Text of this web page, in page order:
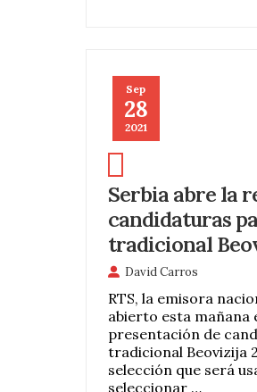
Sep
28
2021
Serbia abre la
candidaturas
tradicional
David Carros
RTS, la emisora
abierto esta mañana
presentación de
tradicional Beovizija
selección que será
seleccionar …